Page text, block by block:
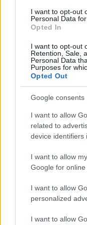
I want to opt-out
Personal Data
Opted In
I want to opt-out
Retention, Sale,
Personal Data
Purposes for
Opted Out
Google consents
I want to allow
related to
device identifiers
I want to allow
Google for
I want to allow
personalized
I want to allow